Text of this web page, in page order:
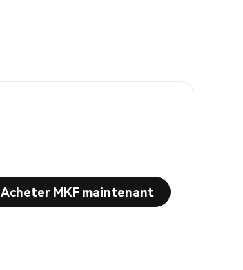
Acheter MKF maintenant